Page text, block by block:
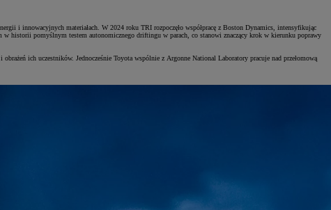
i innowacyjnych materiałach. W 2024 roku TRI rozpoczęło współpracę z Boston Dynamics, intensyfikując
w historii pomyślnym testem autonomicznego driftingu w parach, co stanowi znaczący krok w kierunku poprawy
ich uczestników. Jednocześnie Toyota wspólnie z Argonne National Laboratory pracuje nad przełomową